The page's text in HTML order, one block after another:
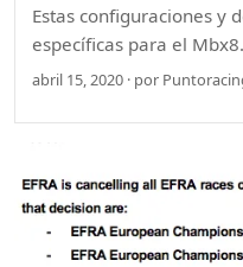
Estas configuraciones y
específicas para el
abril 15, 2020 · por